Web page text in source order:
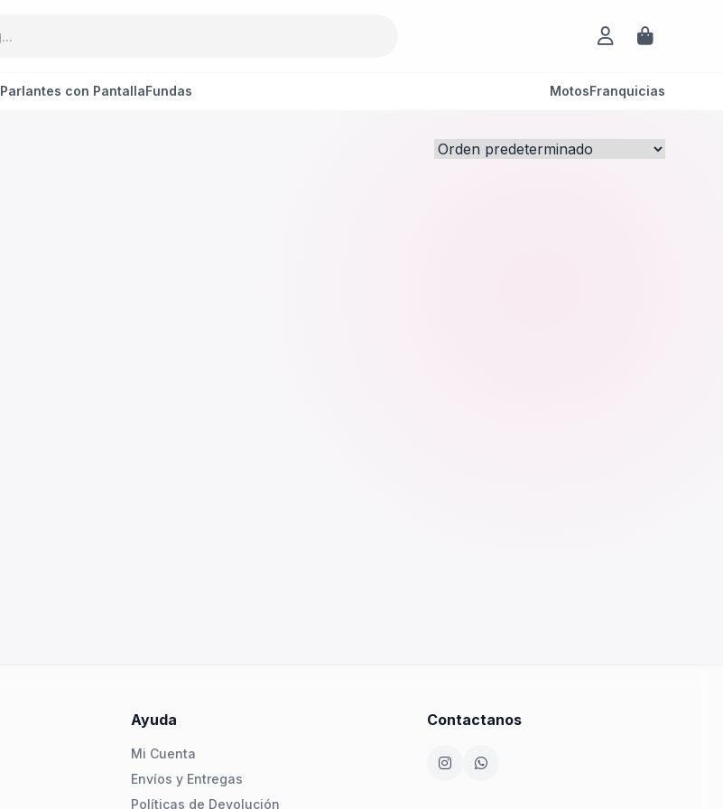
Parlantes con PantallaFundas MotosFranquicias
Ayuda
Mi Cuenta
Envíos y Entregas
Políticas de Devolución
Contactanos